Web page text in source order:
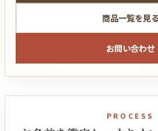
商品一覧を見る
お問い合わせ
PROCESS